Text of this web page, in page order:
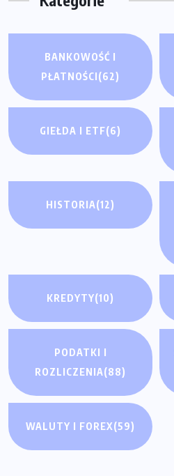
BANKOWOŚĆ I
PŁATNOŚCI(62)
GIEŁDA I ETF(6)
HISTORIA(12)
KREDYTY(10)
PODATKI I
ROZLICZENIA(88)
WALUTY I FOREX(59)